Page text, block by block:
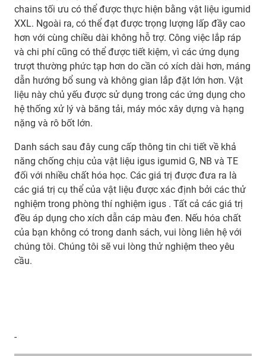
chains tối ưu có thể được thực hiện bằng vật liệu igumid
XXL. Ngoài ra, có thể đạt được trọng lượng lấp đầy cao
hơn với cùng chiều dài không hỗ trợ. Công việc lắp ráp
và chi phí cũng có thể được tiết kiệm, vì các ứng dụng
trượt thường phức tạp hơn do cần có xích dài hơn, máng
dẫn hướng bổ sung và không gian lắp đặt lớn hơn. Vật
liệu này chủ yếu được sử dụng trong các ứng dụng cho
hệ thống xử lý và băng tải, máy móc xây dựng và hạng
nặng và rô bốt lớn.
Danh sách sau đây cung cấp thông tin chi tiết về khả
năng chống chịu của vật liệu igus igumid G, NB và TE
đối với nhiều chất hóa học. Các giá trị được đưa ra là
các giá trị cụ thể của vật liệu được xác định bởi các thử
nghiệm trong phòng thí nghiệm igus . Tất cả các giá trị
đều áp dụng cho xích dẫn cáp màu đen. Nếu hóa chất
của bạn không có trong danh sách, vui lòng liên hệ với
chúng tôi. Chúng tôi sẽ vui lòng thử nghiệm theo yêu
cầu.
-